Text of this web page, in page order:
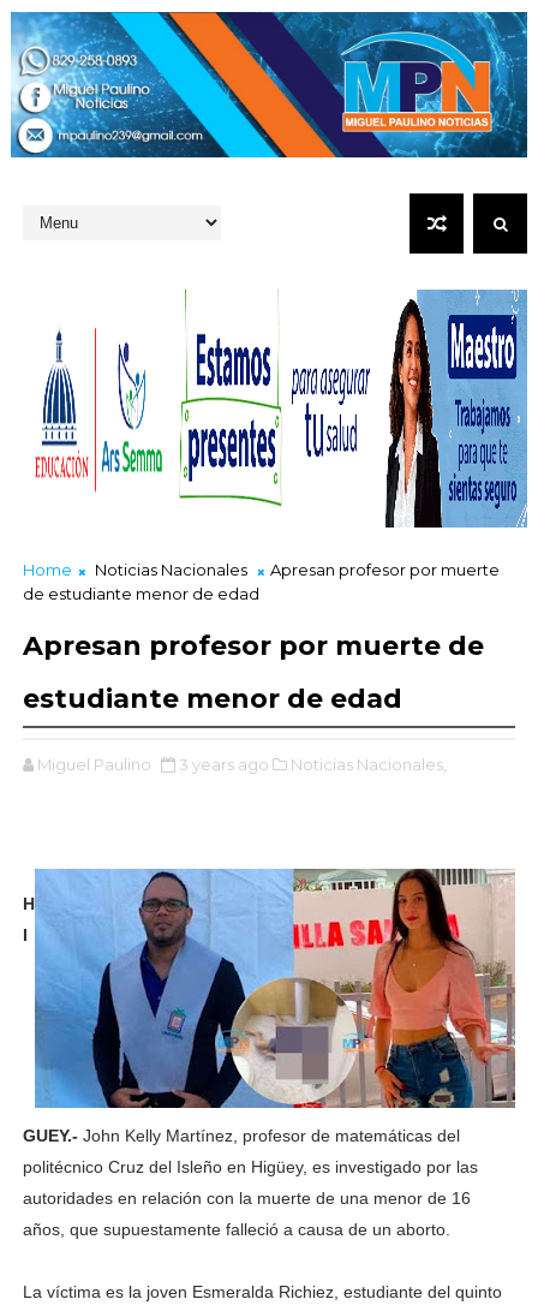
Home Noticias Nacionales
Apresan profesor por muerte
de estudiante menor de edad
Apresan profesor por muerte de
estudiante menor de edad
Miguel Paulino 3 years ago Noticias Nacionales,
H
I
GUEY.- John Kelly Martínez, profesor de matemáticas del
politécnico Cruz del Isleño en Higüey, es investigado por las
autoridades en relación con la muerte de una menor de 16
años, que supuestamente falleció a causa de un aborto.
La víctima es la joven Esmeralda Richiez, estudiante del quinto